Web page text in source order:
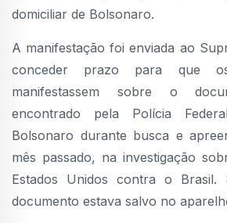
domiciliar de Bolsonaro.
A manifestação foi enviada ao
conceder prazo para que
manifestassem sobre o
encontrado pela Polícia
Bolsonaro durante busca e
mês passado, na investigação
Estados Unidos contra o Brasil.
documento estava salvo no